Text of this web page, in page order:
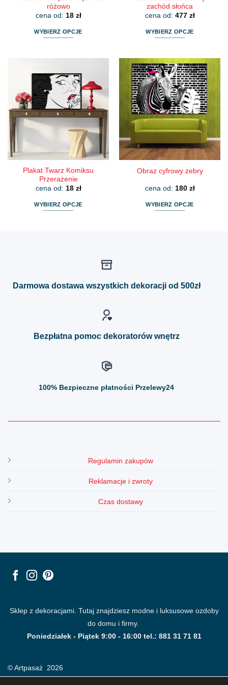
różowo
cena od: 18 zł
WYBIERZ OPCJE
wiele
wariantów.
Opcje
można
wybrać
na
stronie
produktu
zachód słońca
cena od: 477 zł
WYBIERZ OPCJE
ma
wiele
wariantów.
Opcje
można
wybrać
na
produktu
Plakat Twarz Komiksu
Przerażenie
cena od: 18 zł
WYBIERZ OPCJE
Obraz cyfrowy zebry
cena od: 180 zł
WYBIERZ OPCJE
można
Darmowa dostawa wszystkich dekoracji od 500zł
Bezpłatna pomoc dekoratorów wnętrz
100% Bezpieczne płatności Przelewy24
Regulamin zakupów
Reklamacje i zwroty
Czas dostawy
Sklep z dekoracjami. Tutaj znajdziesz modne i luksusowe ozdoby
do domu i firmy.
Poniedziałek - Piątek 9:00 - 16:00 tel.: 881 31 71 81
© Artpasaż 2026